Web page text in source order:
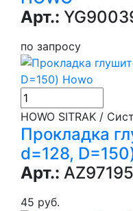
Арт.:
по запросу
HOWO SITRAK /
Прокладка
d=128,
Арт.:
45 руб.